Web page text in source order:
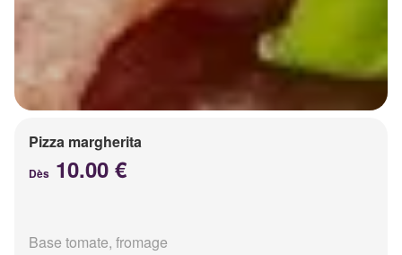
Pizza margherita
Dès 10.00 €
Base tomate, fromage